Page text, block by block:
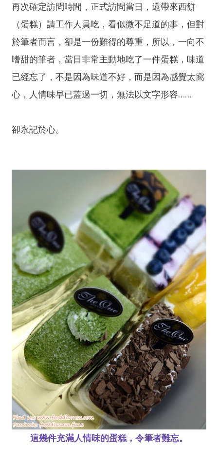
再次確定訪問時間，正式訪問當日，還帶來西餅
（蛋糕）請工作人員吃，看似微不足道的事，但對
於筆者而言，卻是一份難得的尊重，所以，一向不
嗜甜的筆者，當日非常主動地吃了一件蛋糕，味道
已經忘了，不是因為味道不好，而是因為感覺太窩
心，人情味早已蓋過一切，無法以文字形容……
卻永記於心。
這幾件充滿人情味的蛋糕，令筆者難忘。